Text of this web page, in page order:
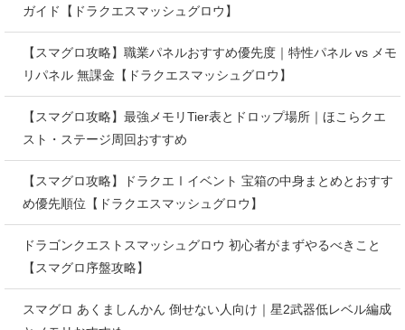
ガイド【ドラクエスマッシュグロウ】
【スマグロ攻略】職業パネルおすすめ優先度｜特性パネル vs メモ
リパネル 無課金【ドラクエスマッシュグロウ】
【スマグロ攻略】最強メモリTier表とドロップ場所｜ほこらクエ
スト・ステージ周回おすすめ
【スマグロ攻略】ドラクエⅠイベント 宝箱の中身まとめとおすす
め優先順位【ドラクエスマッシュグロウ】
ドラゴンクエストスマッシュグロウ 初心者がまずやるべきこと
【スマグロ序盤攻略】
スマグロ あくましんかん 倒せない人向け｜星2武器低レベル編成